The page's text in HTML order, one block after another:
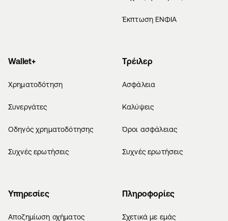
Έκπτωση ΕΝΦΙΑ
Wallet+
Χρηματοδότηση
Συνεργάτες
Οδηγός χρηματοδότησης
Συχνές ερωτήσεις
Τρέιλερ
Ασφάλεια
Καλύψεις
Όροι ασφάλειας
Συχνές ερωτήσεις
Υπηρεσίες
Αποζημίωση οχήματος
Πληροφορίες
Σχετικά με εμάς